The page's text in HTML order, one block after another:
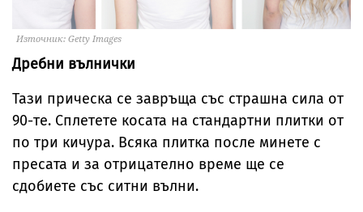
Източник: Getty Images
Дребни вълнички
Тази прическа се завръща със страшна сила от
90-те. Сплетете косата на стандартни плитки от
по три кичура. Всяка плитка после минете с
пресата и за отрицателно време ще се
сдобиете със ситни вълни.